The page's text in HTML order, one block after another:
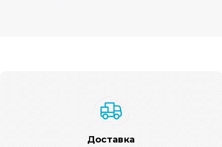
Доставка